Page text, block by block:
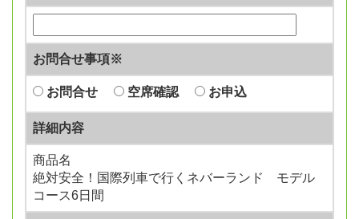
お問合せ事項※
お問合せ 空席確認 お申込
詳細内容
商品名
絶対安全！国際列車で行くネバーランド モデル
コース6日間